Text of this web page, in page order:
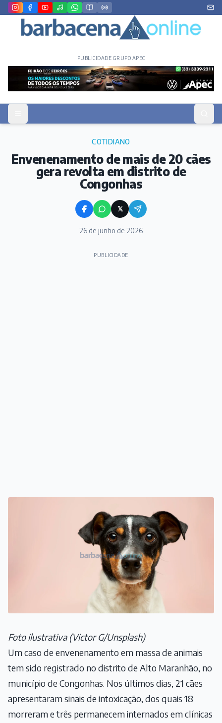
PUBLICIDADE GRUPO APEC
COTIDIANO
Envenenamento de mais de 20 cães
gera revolta em distrito de
Congonhas
𝕏
26 de junho de 2026
PUBLICIDADE
Foto ilustrativa (Victor G/Unsplash)
Um caso de envenenamento em massa de animais
tem sido registrado no distrito de Alto Maranhão, no
município de Congonhas. Nos últimos dias, 21 cães
apresentaram sinais de intoxicação, dos quais 18
morreram e três permanecem internados em clínicas